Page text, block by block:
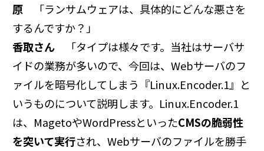
原
「ランサムウェアは、具体的にどんな悪さを
するんですか？」
香取さん
「タイプは様々です。当社はサーバサ
イドの業務が多いので、今回は、Webサーバのフ
ァイルを暗号化してしまう『Linux.Encoder.1』と
いうものについて説明します。Linux.Encoder.1
は、MagetoやWordPressといったCMSの脆弱性
を突いて実行され、Webサーバのファイルを勝手